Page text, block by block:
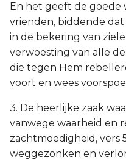
En het geeft de goede
vrienden, biddende
in de bekering van
verwoesting van alle
die tegen Hem
voort en wees
3. De heerlijke zaak
vanwege waarheid en
zachtmoedigheid, vers
weggezonken en